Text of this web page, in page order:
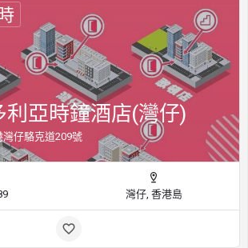
利亞時鐘酒店(灣仔)
灣仔駱克道209號
灣仔, 香港島